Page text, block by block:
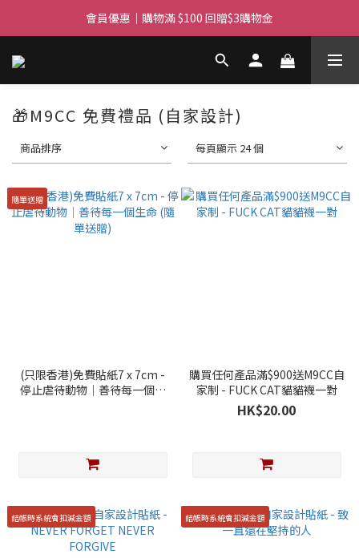
滿$450免費送貨上門 I 滿$350免運 順豐自取
會員優惠｜購物滿 $100 回贈$3購物金
滿$450免費送貨上門 I 滿$350免運 順豐自取
🎁M9CC 免費禮品 (自家設計)
商品排序 每頁顯示 24 個
隨單送贈
(只限香港)免費貼紙7 x 7cm -
停止虐待動物｜善待每一個生
購買任何產品滿$900送M9CC自
家制 - FUCK CAT貓貓襪一對
HK$20.00
結帳時系統會扣減金額 結帳時系統會扣減金額